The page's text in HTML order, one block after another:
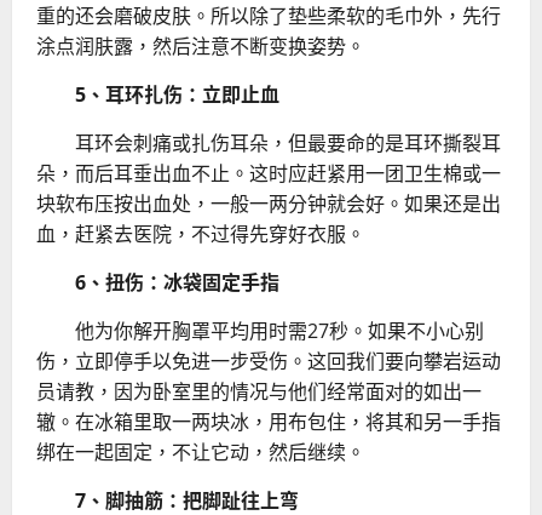
重的还会磨破皮肤。所以除了垫些柔软的毛巾外，先行
涂点润肤露，然后注意不断变换姿势。
5、耳环扎伤：立即止血
耳环会刺痛或扎伤耳朵，但最要命的是耳环撕裂耳
朵，而后耳垂出血不止。这时应赶紧用一团卫生棉或一
块软布压按出血处，一般一两分钟就会好。如果还是出
血，赶紧去医院，不过得先穿好衣服。
6、扭伤：冰袋固定手指
他为你解开胸罩平均用时需27秒。如果不小心别
伤，立即停手以免进一步受伤。这回我们要向攀岩运动
员请教，因为卧室里的情况与他们经常面对的如出一
辙。在冰箱里取一两块冰，用布包住，将其和另一手指
绑在一起固定，不让它动，然后继续。
7、脚抽筋：把脚趾往上弯